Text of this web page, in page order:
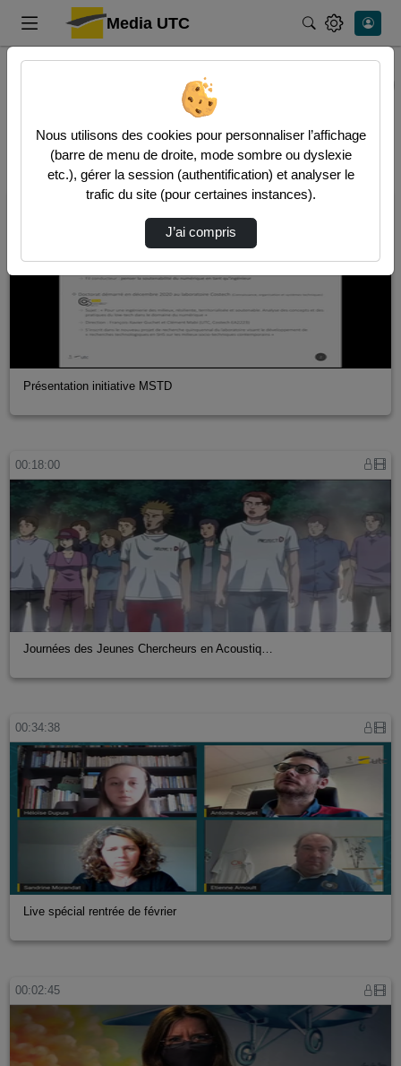
Media UTC Rechercher
Uncategorized
157 vidéos trouvées
Présentation initiative MSTD
00:18:00
Journées des Jeunes Chercheurs en Acoustiq…
00:34:38
Live spécial rentrée de février
00:02:45
Nous utilisons des cookies pour personnaliser l’affichage
(barre de menu de droite, mode sombre ou dyslexie
etc.), gérer la session (authentification) et analyser le
trafic du site (pour certaines instances).
J’ai compris